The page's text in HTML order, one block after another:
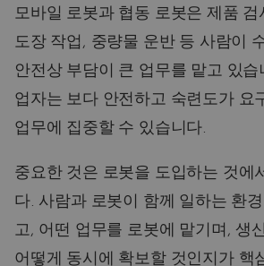
모바일 로봇과 협동 로봇은 제품 검
도장 작업, 중량물 운반 등 사람이
안전상 부담이 큰 업무를 맡고 있
업자는 보다 안전하고 숙련도가 요
업무에 집중할 수 있습니다.
중요한 것은 로봇을 도입하는 것에
다. 사람과 로봇이 함께 일하는 환
고, 어떤 업무를 로봇에 맡기며, 생
어떻게 동시에 확보할 것인지가 핵